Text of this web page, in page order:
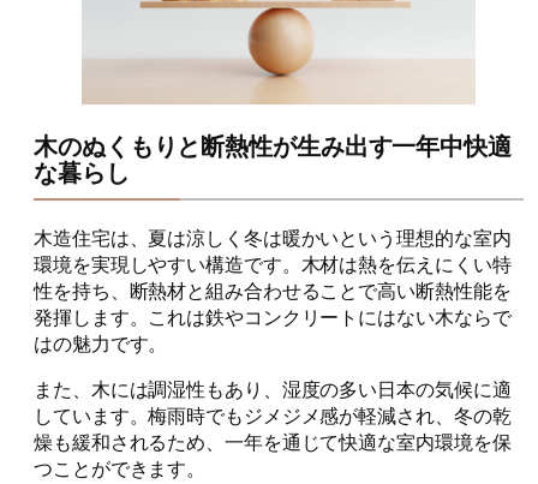
木のぬくもりと断熱性が生み出す一年中快適
な暮らし
木造住宅は、夏は涼しく冬は暖かいという理想的な室内
環境を実現しやすい構造です。木材は熱を伝えにくい特
性を持ち、断熱材と組み合わせることで高い断熱性能を
発揮します。これは鉄やコンクリートにはない木ならで
はの魅力です。
また、木には調湿性もあり、湿度の多い日本の気候に適
しています。梅雨時でもジメジメ感が軽減され、冬の乾
燥も緩和されるため、一年を通じて快適な室内環境を保
つことができます。